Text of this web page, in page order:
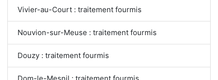
Vivier-au-Court : traitement fourmis
Nouvion-sur-Meuse : traitement fourmis
Douzy : traitement fourmis